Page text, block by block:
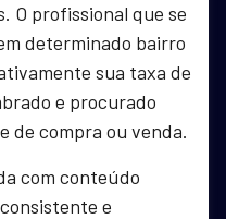
O profissional que se
determinado bairro
sua taxa de
e procurado
de compra ou venda.
com conteúdo
e